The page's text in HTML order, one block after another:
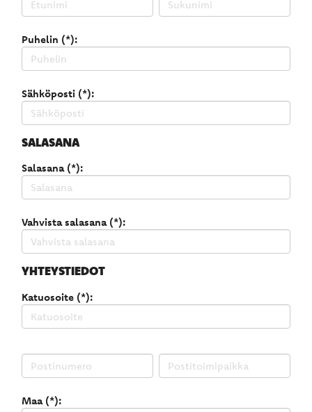
Puhelin (*):
Sähköposti (*):
SALASANA
Salasana (*):
Vahvista salasana (*):
YHTEYSTIEDOT
Katuosoite (*):
Maa (*):